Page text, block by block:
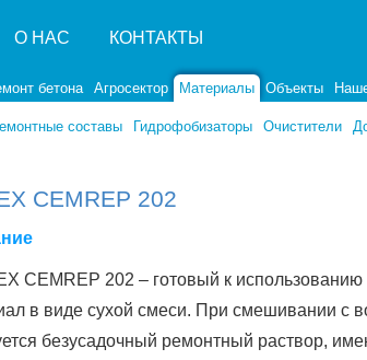
О НАС КОНТАКТЫ
бетона Агросектор Материалы Объекты
составы Гидрофобизаторы Очистители
CEMREP 202
CEMREP 202 – готовый к использованию
в виде сухой смеси. При смешивании с
безусадочный ремонтный раствор,